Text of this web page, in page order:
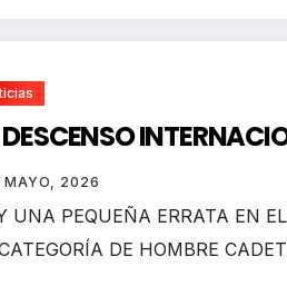
MAYO, 2026
UNA PEQUEÑA ERRATA EN
DE HOMBRE